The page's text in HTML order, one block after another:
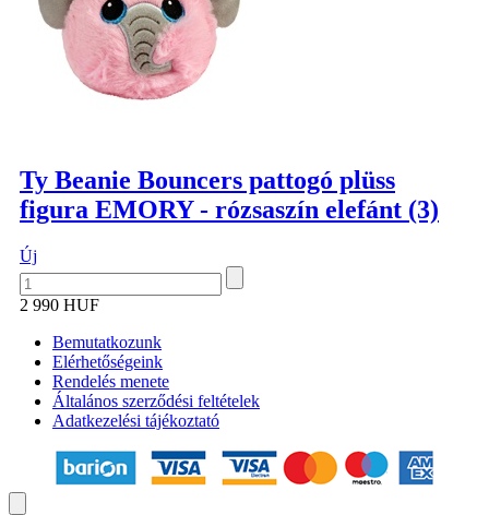
Ty Beanie Bouncers pattogó plüss
figura EMORY - rózsaszín elefánt (3)
Új
2 990 HUF
Bemutatkozunk
Elérhetőségeink
Rendelés menete
Általános szerződési feltételek
Adatkezelési tájékoztató